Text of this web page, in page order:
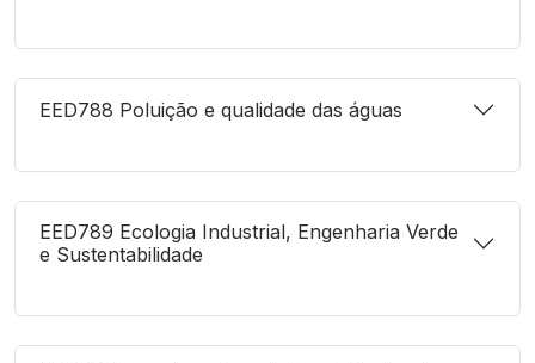
EED788 Poluição e qualidade das águas
EED789 Ecologia Industrial, Engenharia Verde
e Sustentabilidade